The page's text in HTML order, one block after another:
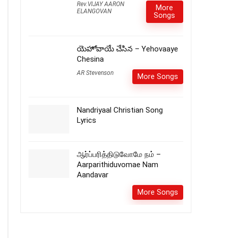
Rev.VIJAY AARON
ELANGOVAN
More
Songs
యెహోవాయే చేసిన – Yehovaaye
Chesina
AR Stevenson More Songs
Nandriyaal Christian Song
Lyrics
ஆர்ப்பரித்திடுவோமே நம் –
Aarparithiduvomae Nam
Aandavar
More Songs